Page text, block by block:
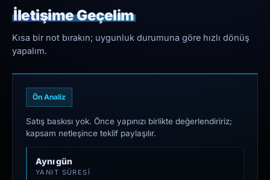
İletişime Geçelim
Kısa bir not bırakın; uygunluk durumuna göre hızlı dönüş
yapalım.
Ön Analiz
Satış baskısı yok. Önce yapınızı birlikte değerlendiririz;
kapsam netleşince teklif paylaşılır.
Aynı gün
YANIT SÜRESI